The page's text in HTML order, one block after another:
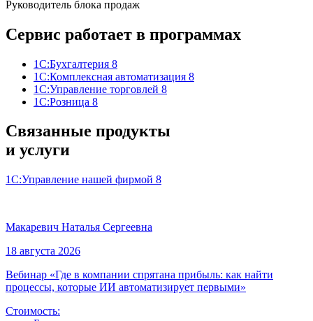
Руководитель блока продаж
Сервис работает в программах
1С:Бухгалтерия 8
1С:Комплексная автоматизация 8
1С:Управление торговлей 8
1С:Розница 8
Связанные продукты
и услуги
1С:Управление нашей фирмой 8
Макаревич Наталья Сергеевна
18 августа 2026
Вебинар «Где в компании спрятана прибыль: как найти
процессы, которые ИИ автоматизирует первыми»
Стоимость: